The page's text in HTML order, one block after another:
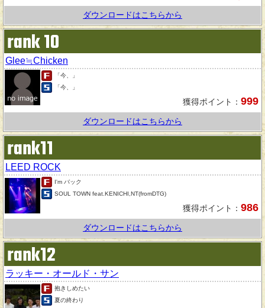
ダウンロードはこちらから
rank 10
Glee≒Chicken
「今、」
「今、」
獲得ポイント： 999
ダウンロードはこちらから
rank11
LEED ROCK
I'm バック
SOUL TOWN feat.KENICHI,NT(fromDTG)
獲得ポイント： 986
ダウンロードはこちらから
rank12
ラッキー・オールド・サン
抱きしめたい
夏の終わり